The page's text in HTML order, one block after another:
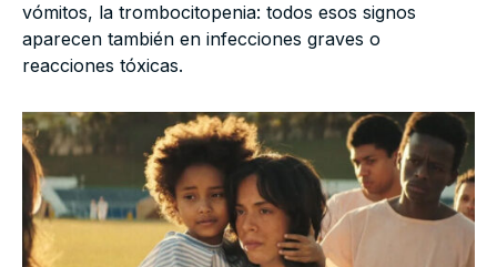
vómitos, la trombocitopenia: todos esos signos
aparecen también en infecciones graves o
reacciones tóxicas.